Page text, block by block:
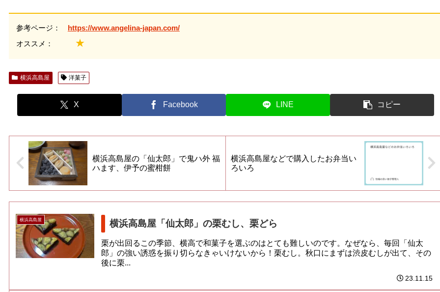
参考ページ： https://www.angelina-japan.com/
オススメ： ★
横浜高島屋 洋菓子
X Facebook LINE コピー
横浜高島屋の「仙太郎」で鬼ハ外 福
ハます、伊予の蜜柑餅
横浜高島屋などで購入したお弁当い
ろいろ
横浜高島屋 横浜高島屋「仙太郎」の栗むし、栗どら
栗が出回るこの季節、横高で和菓子を選ぶのはとても難しいのです。なぜなら、毎回「仙太
郎」の強い誘惑を振り切らなきゃいけないから！栗むし。秋口にまずは渋皮むしが出て、その
後に栗...
23.11.15